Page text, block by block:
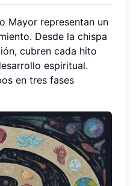
Mayor representan un
Desde la chispa
cubren cada hito
espiritual.
en tres fases